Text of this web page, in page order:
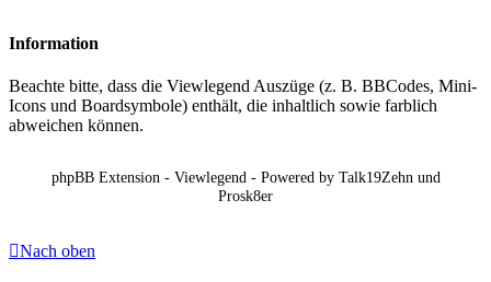
Information
Beachte bitte, dass die Viewlegend Auszüge (z. B. BBCodes, Mini-
Icons und Boardsymbole) enthält, die inhaltlich sowie farblich
abweichen können.
phpBB Extension - Viewlegend - Powered by Talk19Zehn und
Prosk8er
Nach oben